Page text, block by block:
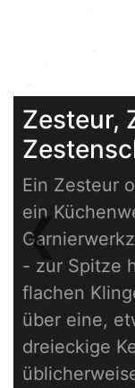
Zesteur,
Ein Zesteur
ein
- zur Spitze
flachen
über eine,
dreieckige
❮Previous